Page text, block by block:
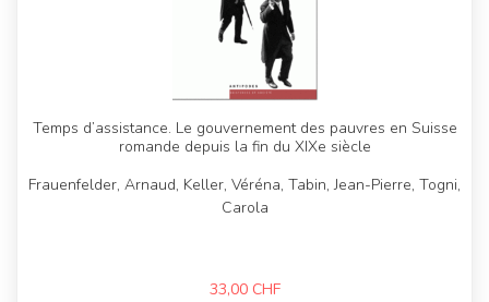
Temps d’assistance. Le gouvernement des pauvres en Suisse
romande depuis la fin du XIXe siècle
Frauenfelder, Arnaud, Keller, Véréna, Tabin, Jean-Pierre, Togni,
Carola
33,00 CHF